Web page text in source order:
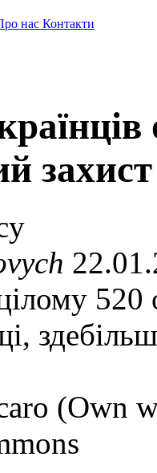
нас Контакти
захист
(Own